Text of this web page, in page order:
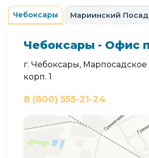
Чебоксары Мариинский Посад
Чебоксары - Офис
г. Чебоксары, Марпосадское
корп. 1
8 (800) 555-21-24